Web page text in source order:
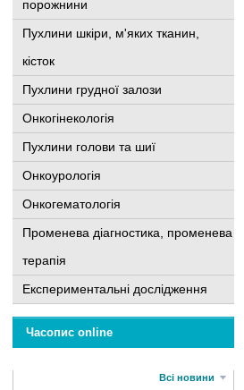
порожнини
Пухлини шкіри, м'яких тканин,
кісток
Пухлини грудної залози
Онкогінекологія
Пухлини голови та шиї
Онкоурологія
Онкогематологія
Променева діагностика, променева
терапія
Експериментальні дослідження
Часопис online
Всі новини